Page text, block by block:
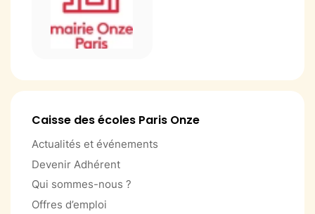
Caisse des écoles Paris Onze
Actualités et événements
Devenir Adhérent
Qui sommes-nous ?
Offres d’emploi